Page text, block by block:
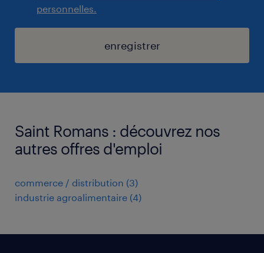
personnelles.
enregistrer
Saint Romans : découvrez nos
autres offres d'emploi
commerce / distribution (3)
industrie agroalimentaire (4)